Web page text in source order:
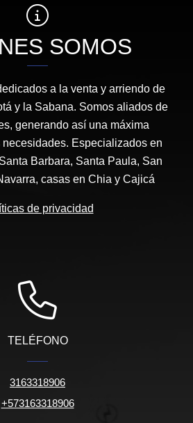
SOMOS
a la venta y arriendo de
y la Sabana. Somos aliados de
generando así una máxima
Especializados en
Barbara, Santa Paula, San
casas en Chia y Cajicá
de privacidad
TELÉFONO
3163318906
+573163318906